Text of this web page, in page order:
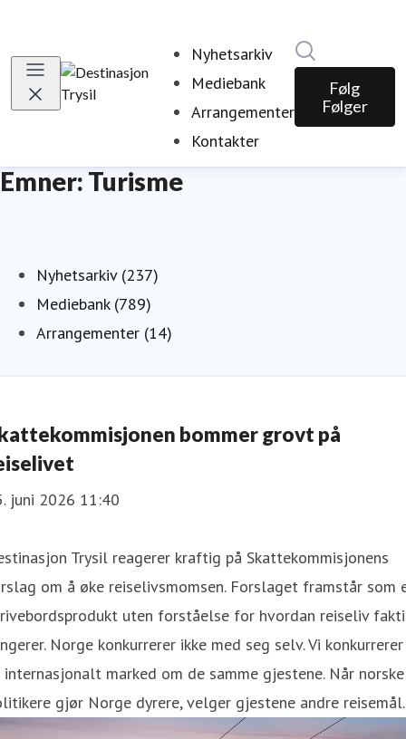
Nyhetsarkiv
Mediebank
Arrangementer
Kontakter
Følg
Følger
Emner: Turisme
Nyhetsarkiv (237)
Mediebank (789)
Arrangementer (14)
bommer grovt på
juni 2026 11:40
Trysil reagerer kraftig på Skattekommisjonens
om å øke reiselivsmomsen. Forslaget framstår som
uten forståelse for hvordan reiseliv
Norge konkurrerer ikke med seg selv. Vi
marked om de samme gjestene. Når norske
gjør Norge dyrere, velger gjestene andre reisemål.